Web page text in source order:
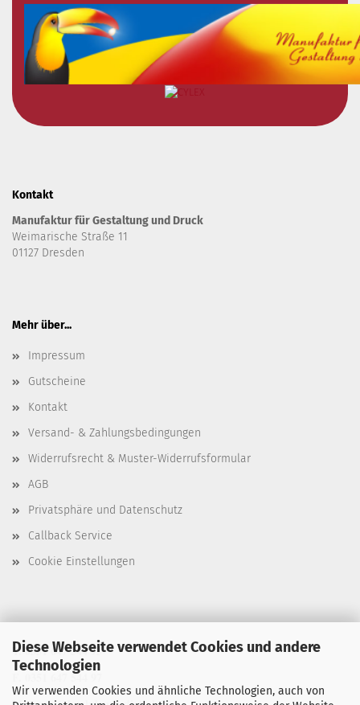
Diese Webseite verwendet Cookies und andere
Technologien
Wir verwenden Cookies und ähnliche Technologien, auch von
Kontakt
Manufaktur für Gestaltung und Druck
Weimarische Straße 11
01127 Dresden
Mehr über...
Impressum
Gutscheine
Kontakt
Versand- & Zahlungsbedingungen
Widerrufsrecht & Muster-Widerrufsformular
AGB
Privatsphäre und Datenschutz
Callback Service
Cookie Einstellungen
T. 0351 647 544 93
F. 0351 647 544 97